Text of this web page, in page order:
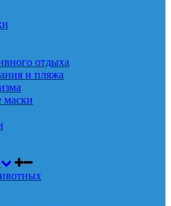
отдыха
и пляжа
маски